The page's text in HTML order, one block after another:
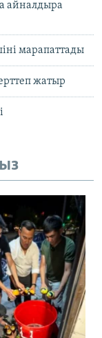
айналдыра
марапаттады
жатыр